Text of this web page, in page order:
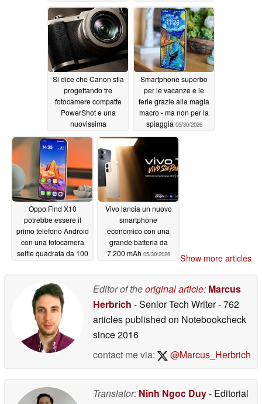
Si dice che Canon stia
progettando tre
fotocamere compatte
PowerShot e una
nuovissima
06/02/2026
Smartphone superbo
per le vacanze e le
ferie grazie alla magia
macro - ma non per la
spiaggia 05/30/2026
Oppo Find X10
potrebbe essere il
primo telefono Android
con una fotocamera
selfie quadrata da 100
Vivo lancia un nuovo
smartphone
economico con una
grande batteria da
7.200 mAh 05/30/2026 Show more articles
Editor of theoriginal article: Marcus
Herbrich - Senior Tech Writer- 762
articles published on Notebookcheck
since 2016
contact me via:
@Marcus_Herbrich
Translator: Ninh Ngoc Duy- Editorial